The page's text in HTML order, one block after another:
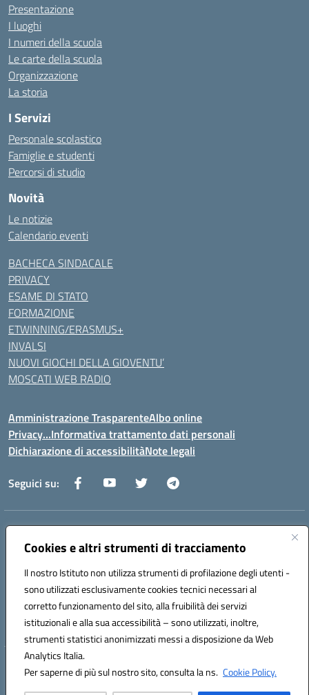
Cookies e altri strumenti di tracciamento
Il nostro Istituto non utilizza strumenti di profilazione degli utenti -
sono utilizzati esclusivamente cookies tecnici necessari al
corretto funzionamento del sito, alla fruibilità dei servizi
istituzionali e alla sua accessibilità – sono utilizzati, inoltre,
strumenti statistici anonimizzati messi a disposizione da Web
Analytics Italia.
Per saperne di più sul nostro sito, consulta la ns. Cookie Policy.
Presentazione
I luoghi
I numeri della scuola
Le carte della scuola
Organizzazione
La storia
I Servizi
Personale scolastico
Famiglie e studenti
Percorsi di studio
Novità
Le notizie
Calendario eventi
BACHECA SINDACALE
PRIVACY
ESAME DI STATO
FORMAZIONE
ETWINNING/ERASMUS+
INVALSI
NUOVI GIOCHI DELLA GIOVENTU’
MOSCATI WEB RADIO
Amministrazione TrasparenteAlbo online
Privacy…Informativa trattamento dati personali
Dichiarazione di accessibilitàNote legali
Seguici su:
Indirizzo:
Centralino:089 201032 Email:saic88800v@istruzione.it
Codice fiscale: 80028930651
Codice meccanografico:
saic88800v
Codice unico di fatturazione (CUF): UFLEGP
Hosting & Powered by 3D Solution S.r.l.
Concept & Design by Designers Italia